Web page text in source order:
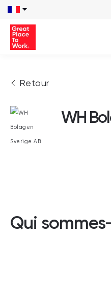
Retour
WH
Qui